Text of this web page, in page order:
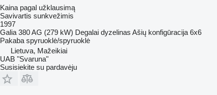
Kaina pagal užklausimą
Savivartis sunkvežimis
1997
Galia 380 AG (279 kW) Degalai dyzelinas Ašių konfigūracija 6x6
Pakaba spyruoklė/spyruoklė
Lietuva, Mažeikiai
UAB "Svaruna"
Susisiekite su pardavėju